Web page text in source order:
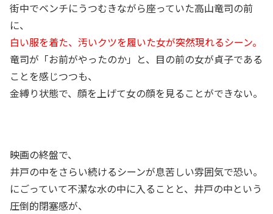
街中でベンチにうつむきながら座っていた高山竜司の前
に、
白い服を着た、汚いクツを履いた女が突然現れるシーン。
竜司が「お前がやったのか」と、目の前の女が貞子である
ことを感じつつも、
金縛り状態で、顔を上げて女の顔を見ることができない。
映画の終盤で、
井戸の中をさらい続けるシーンが息苦しい雰囲気で恐い。
にごっていて不潔な水の中に入ることと、井戸の中という
圧倒的閉塞感が、